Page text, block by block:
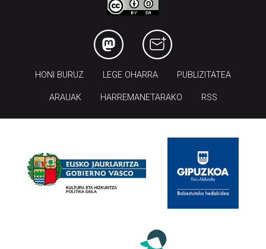
HONI BURUZ LEGE OHARRA PUBLIZITATEA
ARAUAK HARREMANETARAKO RSS